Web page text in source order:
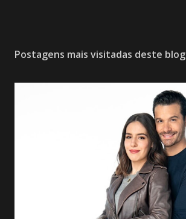
Postagens mais visitadas deste blog